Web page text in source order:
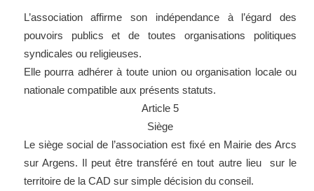
L’association affirme son indépendance à l’égard des
pouvoirs publics et de toutes organisations politiques
syndicales ou religieuses.
Elle pourra adhérer à toute union ou organisation locale ou
nationale compatible aux présents statuts.
Article 5
Siège
Le siège social de l’association est fixé en Mairie des Arcs
sur Argens. Il peut être transféré en tout autre lieu sur le
territoire de la CAD sur simple décision du conseil.